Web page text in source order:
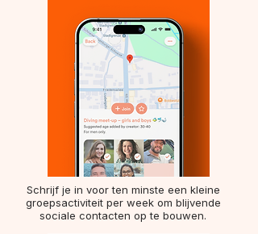
Schrijf je in voor ten minste een kleine
groepsactiviteit per week om blijvende
sociale contacten op te bouwen.